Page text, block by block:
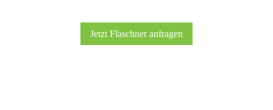
Jetzt Flaschner anfragen